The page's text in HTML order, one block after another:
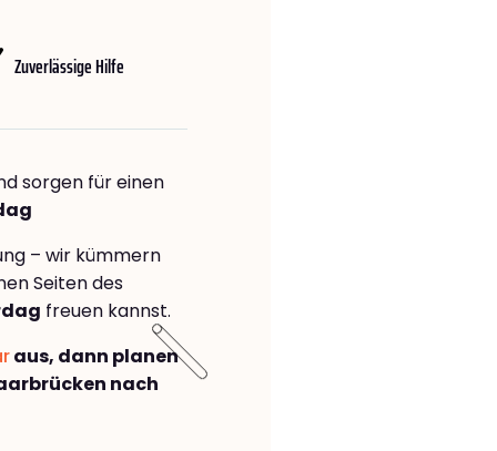
Zuverlässige Hilfe
sorgen für einen
– wir kümmern
Seiten des
freuen kannst.
aus, dann planen
nach